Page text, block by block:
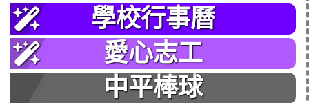
學校行事曆
愛心志工
中平棒球